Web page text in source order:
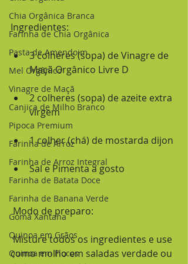
Chia Orgânica Branca
Farinha de Chia Orgânica
Pasta de Amendoim
Mel Orgânico
Vinagre de Maçã
Canjica de Milho Branco
Pipoca Premium
Farinha de Arroz
Farinha de Arroz Integral
Farinha de Batata Doce
Farinha de Banana Verde
Goma Xantana
Quinoa em Grãos
Quinoa em Flocos
Ingredientes:
3 colheres (sopa) de Vinagre de
Maçã Orgânico Livre D
2 colheres (sopa) de azeite extra
virgem
1 colher (chá) de mostarda dijon
Sal e Pimenta a gosto
Modo de preparo:
Misture todos os ingredientes e use
como molho em saladas verdade ou